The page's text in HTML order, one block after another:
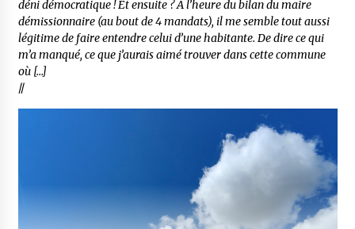
déni démocratique ! Et ensuite ? A l’heure du bilan du maire
démissionnaire (au bout de 4 mandats), il me semble tout aussi
légitime de faire entendre celui d’une habitante. De dire ce qui
m’a manqué, ce que j’aurais aimé trouver dans cette commune
où […]
//